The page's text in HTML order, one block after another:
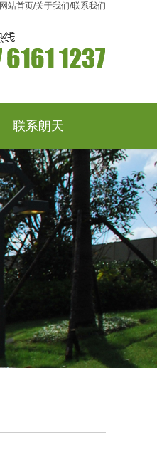
网站首页/关于我们/联系我们
联系朗天